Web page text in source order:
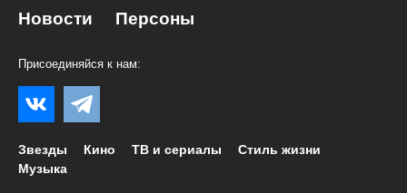
Новости Персоны
Присоединяйся к нам:
Звезды Кино ТВ и сериалы
Стиль жизни
Музыка